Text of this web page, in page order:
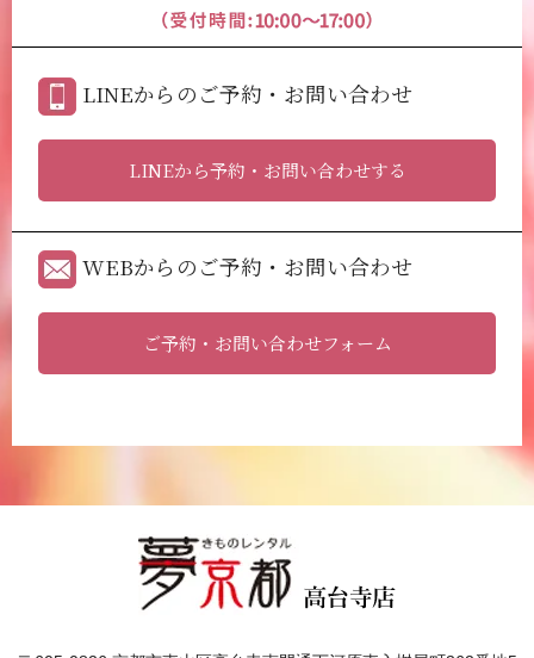
LINEからのご予約・お問い合わせ
LINEから予約・お問い合わせする
WEBからのご予約・お問い合わせ
ご予約・お問い合わせフォーム